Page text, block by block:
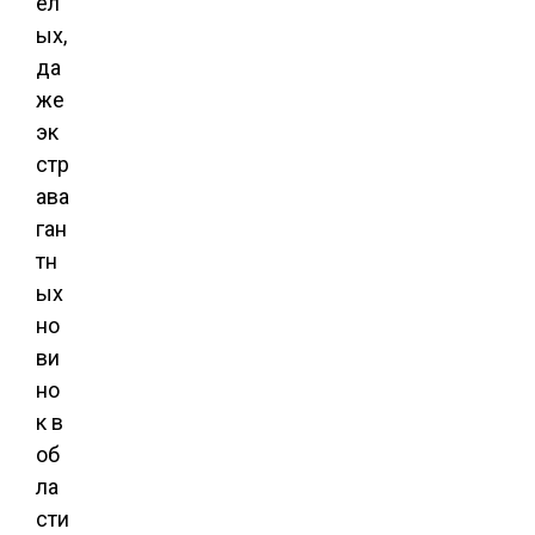
ых,
да
же
эк
стр
ава
ган
тн
ых
но
ви
но
к в
об
ла
сти